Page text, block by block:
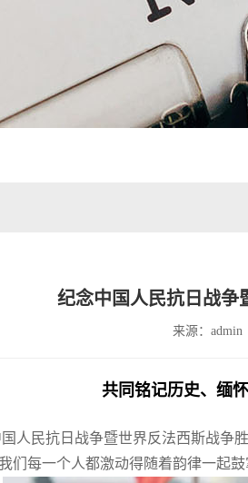
纪念中国人民抗日战争
来源：admin
共同铭记历史、缅
民抗日战争暨世界反法西斯战争
每一个人都激动得随着韵律一起